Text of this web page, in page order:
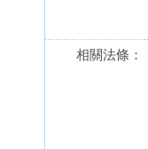
相關法條：